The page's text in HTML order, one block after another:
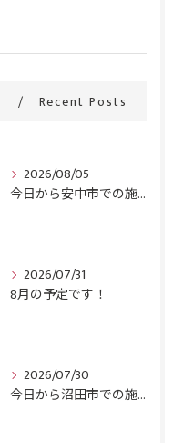
Recent Posts
2026/08/05
今日から安中市での施術がスタートです！
2026/07/31
8月の予定です！
2026/07/30
今日から沼田市での施術がスタートです！